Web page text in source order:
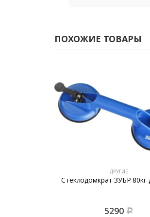
ПОХОЖИЕ ТОВАРЫ
ДРУГИЕ
Стеклодомкрат ЗУБР 80кг
5290 Р